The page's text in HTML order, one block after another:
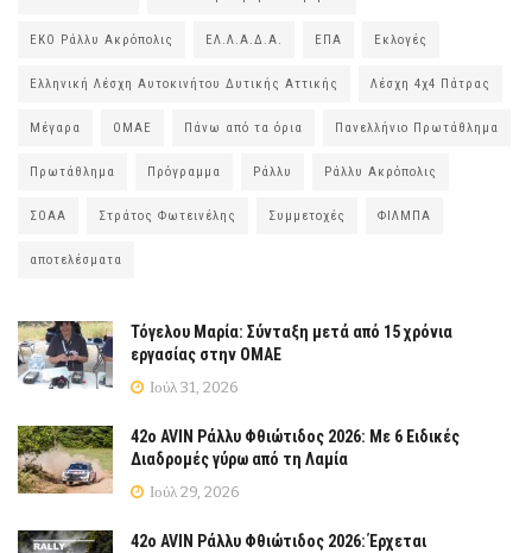
ΕΚΟ Ράλλυ Ακρόπολις ΕΛ.Λ.Α.Δ.Α. ΕΠΑ Εκλογές
Ελληνική Λέσχη Αυτοκινήτου Δυτικής Αττικής Λέσχη 4χ4 Πάτρας
Μέγαρα ΟΜΑΕ Πάνω από τα όρια Πανελλήνιο Πρωτάθλημα
Πρωτάθλημα Πρόγραμμα Ράλλυ Ράλλυ Ακρόπολις
ΣΟΑΑ Στράτος Φωτεινέλης Συμμετοχές ΦΙΛΜΠΑ
αποτελέσματα
Τόγελου Μαρία: Σύνταξη μετά από 15 χρόνια
εργασίας στην ΟΜΑΕ
Ιούλ 31, 2026
42ο AVIN Ράλλυ Φθιώτιδος 2026: Με 6 Ειδικές
Διαδρομές γύρω από τη Λαμία
Ιούλ 29, 2026
42ο AVIN Ράλλυ Φθιώτιδος 2026: Έρχεται